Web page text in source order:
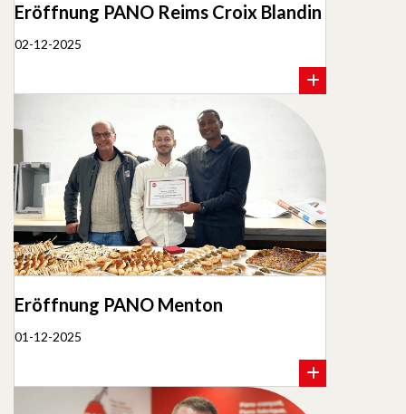
Eröffnung PANO Reims Croix Blandin
02-12-2025
Eröffnung PANO Menton
01-12-2025